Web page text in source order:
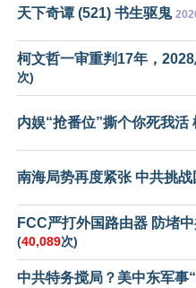
天下奇谭 (521) 书生驱鬼
柯文哲一审重判17年，
次)
内娱“抢番位”撕个你死我活
南海局势再度紧张 中共挑战
FCC严打外国路由器 防堵
(40,089次)
中共特务搅局？美中东军事